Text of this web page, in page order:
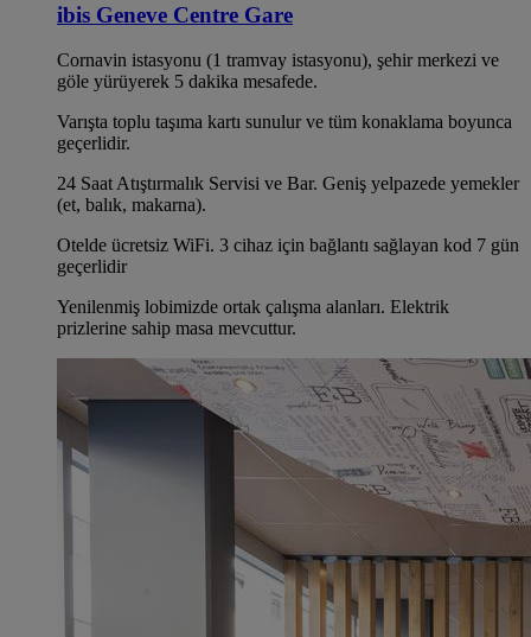
ibis Geneve Centre Gare
Cornavin istasyonu (1 tramvay istasyonu), şehir merkezi ve
göle yürüyerek 5 dakika mesafede.
Varışta toplu taşıma kartı sunulur ve tüm konaklama boyunca
geçerlidir.
24 Saat Atıştırmalık Servisi ve Bar. Geniş yelpazede yemekler
(et, balık, makarna).
Otelde ücretsiz WiFi. 3 cihaz için bağlantı sağlayan kod 7 gün
geçerlidir
Yenilenmiş lobimizde ortak çalışma alanları. Elektrik
prizlerine sahip masa mevcuttur.